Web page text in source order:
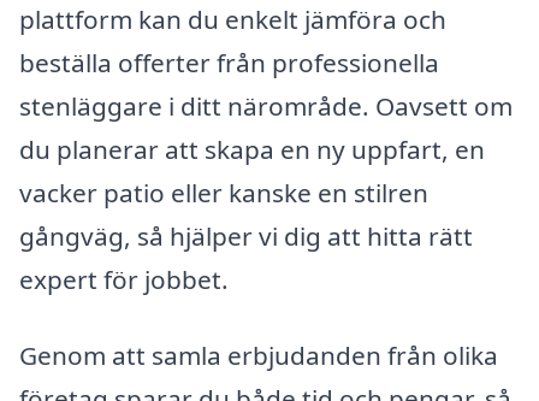
plattform kan du enkelt jämföra och
beställa offerter från professionella
stenläggare i ditt närområde. Oavsett om
du planerar att skapa en ny uppfart, en
vacker patio eller kanske en stilren
gångväg, så hjälper vi dig att hitta rätt
expert för jobbet.
Genom att samla erbjudanden från olika